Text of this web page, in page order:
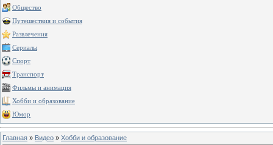
Общество
Путешествия и события
Развлечения
Сериалы
Спорт
Транспорт
Фильмы и анимация
Хобби и образование
Юмор
Главная » Видео » Хобби и образование